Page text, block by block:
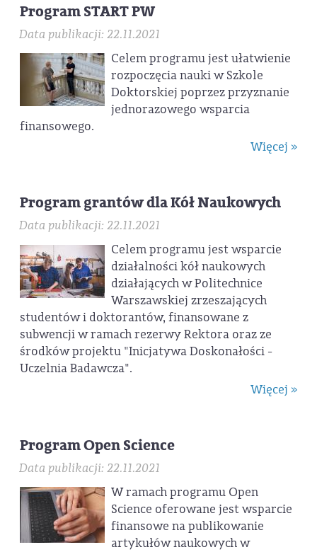
Program START PW
Data publikacji: 22.11.2021
Celem programu jest ułatwienie
rozpoczęcia nauki w Szkole
Doktorskiej poprzez przyznanie
jednorazowego wsparcia
finansowego.
Więcej »
Program grantów dla Kół Naukowych
Data publikacji: 22.11.2021
Celem programu jest wsparcie
działalności kół naukowych
działających w Politechnice
Warszawskiej zrzeszających
studentów i doktorantów, finansowane z
subwencji w ramach rezerwy Rektora oraz ze
środków projektu "Inicjatywa Doskonałości -
Uczelnia Badawcza".
Więcej »
Program Open Science
Data publikacji: 22.11.2021
W ramach programu Open
Science oferowane jest wsparcie
finansowe na publikowanie
artykułów naukowych w